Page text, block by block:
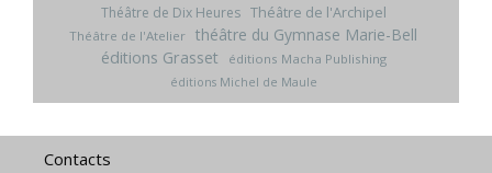
Théâtre de Dix Heures Théâtre de l'Archipel
Théâtre de l'Atelier théâtre du Gymnase Marie-Bell
éditions Grasset
éditions Macha Publishing
éditions Michel de Maule
Contacts